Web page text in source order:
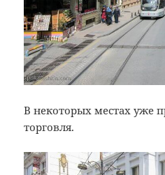
В некоторых местах уже
торговля.